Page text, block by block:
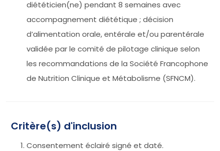
diététicien(ne) pendant 8 semaines avec
accompagnement diététique ; décision
d’alimentation orale, entérale et/ou parentérale
validée par le comité de pilotage clinique selon
les recommandations de la Société Francophone
de Nutrition Clinique et Métabolisme (SFNCM).
Critère(s) d'inclusion
Consentement éclairé signé et daté.